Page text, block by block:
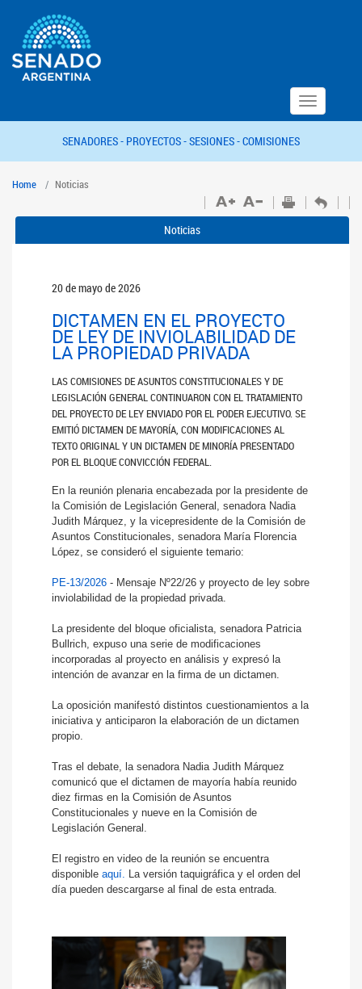
Toggle
navigation
SENADORES - PROYECTOS -SESIONES -COMISIONES
Home Noticias
Noticias
20 de mayo de 2026
DICTAMEN EN EL PROYECTO
DE LEY DE INVIOLABILIDAD DE
LA PROPIEDAD PRIVADA
LAS COMISIONES DE ASUNTOS CONSTITUCIONALES Y DE
LEGISLACIÓN GENERAL CONTINUARON CON EL TRATAMIENTO
DEL PROYECTO DE LEY ENVIADO POR EL PODER EJECUTIVO. SE
EMITIÓ DICTAMEN DE MAYORÍA, CON MODIFICACIONES AL
TEXTO ORIGINAL Y UN DICTAMEN DE MINORÍA PRESENTADO
POR EL BLOQUE CONVICCIÓN FEDERAL.
En la reunión plenaria encabezada por la presidente de
la Comisión de Legislación General, senadora Nadia
Judith Márquez, y la vicepresidente de la Comisión de
Asuntos Constitucionales, senadora María Florencia
López, se consideró el siguiente temario:
PE-13/2026- Mensaje Nº22/26 y proyecto de ley sobre
inviolabilidad de la propiedad privada.
La presidente del bloque oficialista, senadora Patricia
Bullrich, expuso una serie de modificaciones
incorporadas al proyecto en análisis y expresó la
intención de avanzar en la firma de un dictamen.
La oposición manifestó distintos cuestionamientos a la
iniciativa y anticiparon la elaboración de un dictamen
propio.
Tras el debate, la senadora Nadia Judith Márquez
comunicó que el dictamen de mayoría había reunido
diez firmas en la Comisión de Asuntos
Constitucionales y nueve en la Comisión de
Legislación General.
El registro en video de la reunión se encuentra
disponible aquí. La versión taquigráfica y el orden del
día pueden descargarse al final de esta entrada.
Anterior Siguiente